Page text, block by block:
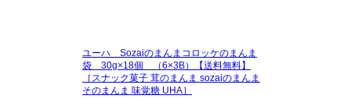
ユーハ Sozaiのまんまコロッケのまんま
袋 30g×18個 （6×3B）【送料無料】
［スナック菓子 茸のまんま sozaiのまんま
そのまんま 味覚糖 UHA］